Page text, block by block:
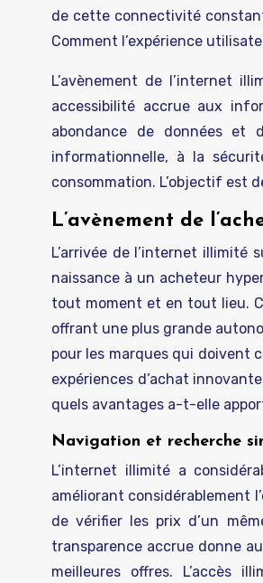
de cette connectivité
Comment l’expérience
L’avènement de l’internet
accessibilité accrue aux
abondance de données et
informationnelle, à la
consommation. L’objectif est
L’avènement de
L’arrivée de l’internet illimité
naissance à un acheteur
tout moment et en tout lieu.
offrant une plus grande
pour les marques qui doivent
expériences d’achat
quels avantages a-t-elle
Navigation et recherche
L’internet illimité a
améliorant considérablement
de vérifier les prix d’un
transparence accrue donne
meilleures offres. L’accès